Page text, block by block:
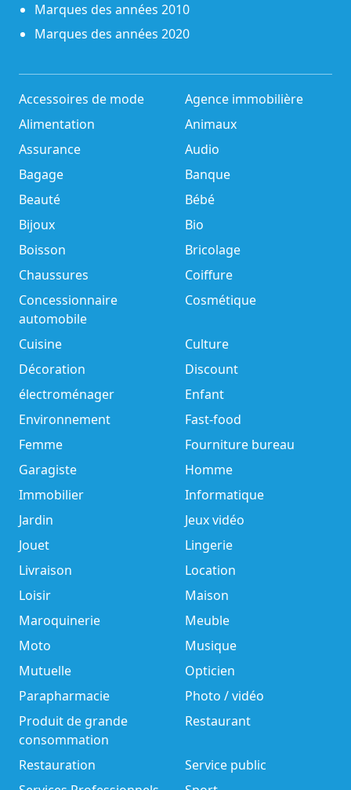
Marques des années 2010
Marques des années 2020
Accessoires de mode
Agence immobilière
Alimentation
Animaux
Assurance
Audio
Bagage
Banque
Beauté
Bébé
Bijoux
Bio
Boisson
Bricolage
Chaussures
Coiffure
Concessionnaire
automobile
Cosmétique
Cuisine
Culture
Décoration
Discount
électroménager
Enfant
Environnement
Fast-food
Femme
Fourniture bureau
Garagiste
Homme
Immobilier
Informatique
Jardin
Jeux vidéo
Jouet
Lingerie
Livraison
Location
Loisir
Maison
Maroquinerie
Meuble
Moto
Musique
Mutuelle
Opticien
Parapharmacie
Photo / vidéo
Produit de grande
consommation
Restaurant
Restauration
Service public